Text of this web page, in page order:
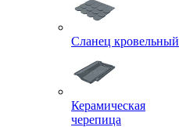
Сланец кровельный
Керамическая
черепица